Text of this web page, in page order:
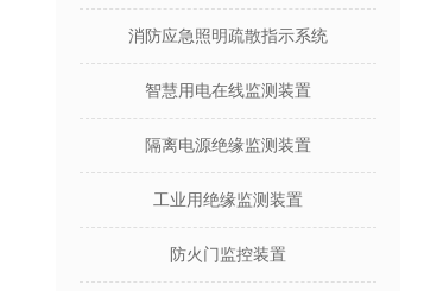
消防应急照明疏散指示系统
智慧用电在线监测装置
隔离电源绝缘监测装置
工业用绝缘监测装置
防火门监控装置